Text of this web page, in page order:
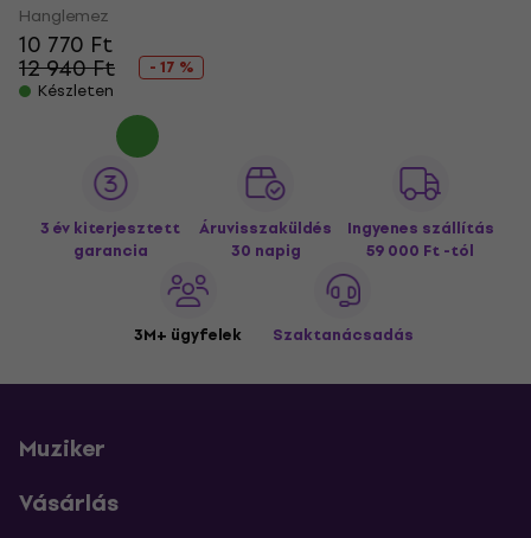
Hanglemez
10 770 Ft
12 940 Ft
- 17 %
Készleten
3 év kiterjesztett
garancia
Áruvisszaküldés
30 napig
Ingyenes szállítás
59 000 Ft -tól
3M+ ügyfelek Szaktanácsadás
Muziker
Vásárlás